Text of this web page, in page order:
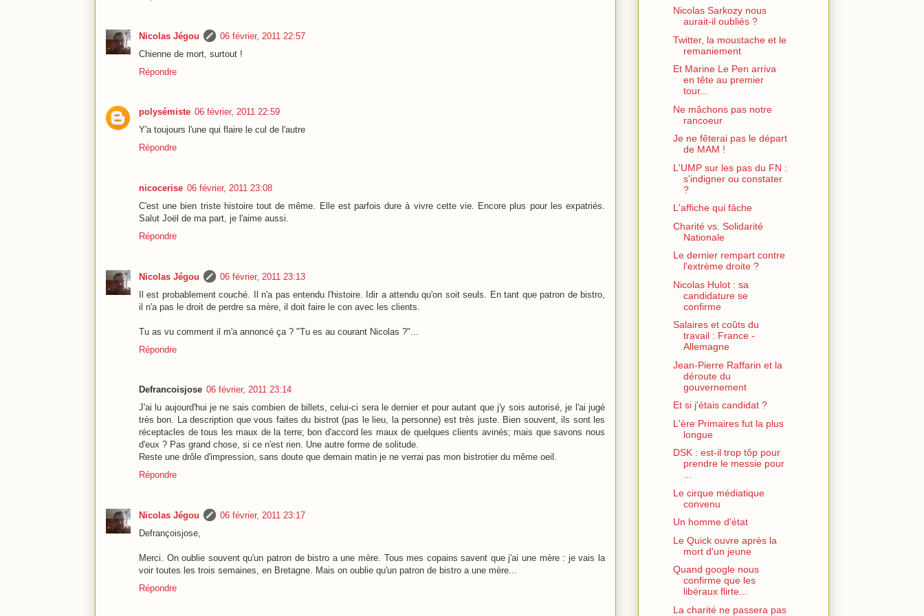
Nicolas Jégou
06 février, 2011 22:57
Chienne de mort, surtout !
Répondre
polysémiste 06 février, 2011 22:59
Y'a toujours l'une qui flaire le cul de l'autre
Répondre
nicocerise 06 février, 2011 23:08
C'est une bien triste histoire tout de même. Elle est parfois dure à vivre cette vie. Encore plus pour les expatriés.
Salut Joël de ma part, je l'aime aussi.
Répondre
Nicolas Jégou
06 février, 2011 23:13
Il est probablement couché. Il n'a pas entendu l'histoire. Idir a attendu qu'on soit seuls. En tant que patron de bistro,
il n'a pas le droit de perdre sa mère, il doit faire le con avec les clients.
Tu as vu comment il m'a annoncé ça ? "Tu es au courant Nicolas ?"...
Répondre
Defrancoisjose 06 février, 2011 23:14
J'ai lu aujourd'hui je ne sais combien de billets, celui-ci sera le dernier et pour autant que j'y sois autorisé, je l'ai jugé
très bon. La description que vous faites du bistrot (pas le lieu, la personne) est très juste. Bien souvent, ils sont les
réceptacles de tous les maux de la terre; bon d'accord les maux de quelques clients avinés; mais que savons nous
d'eux ? Pas grand chose, si ce n'est rien. Une autre forme de solitude.
Reste une drôle d'impression, sans doute que demain matin je ne verrai pas mon bistrotier du même oeil.
Répondre
Nicolas Jégou
06 février, 2011 23:17
Defrançoisjose,
Merci. On oublie souvent qu'un patron de bistro a une mère. Tous mes copains savent que j'ai une mère : je vais la
voir toutes les trois semaines, en Bretagne. Mais on oublie qu'un patron de bistro a une mère...
Répondre
Nicolas Sarkozy nous
aurait-il oubliés ?
Twitter, la moustache et le
remaniement
Et Marine Le Pen arriva
en tête au premier
tour...
Ne mâchons pas notre
rancoeur
Je ne fêterai pas le départ
de MAM !
L'UMP sur les pas du FN :
s'indigner ou constater
?
L'affiche qui fâche
Charité vs. Solidarité
Nationale
Le dernier rempart contre
l'extrème droite ?
Nicolas Hulot : sa
candidature se
confirme
Salaires et coûts du
travail : France -
Allemagne
Jean-Pierre Raffarin et la
déroute du
gouvernement
Et si j'étais candidat ?
L'ère Primaires fut la plus
longue
DSK : est-il trop tôp pour
prendre le messie pour
...
Le cirque médiatique
convenu
Un homme d'état
Le Quick ouvre après la
mort d'un jeune
Quand google nous
confirme que les
libéraux flirte...
La charité ne passera pas